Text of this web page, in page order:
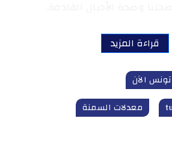
قراءة المزيد
تونس الآن
معدلات السمنة